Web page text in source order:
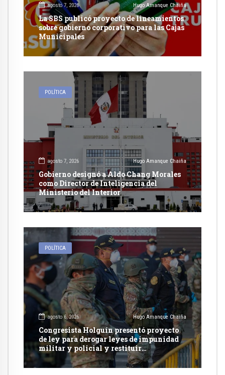
agosto 7, 2026 Hugo Amanque Chaiña
La SBS publicó proyecto de lineamientos
sobre gobierno corporativo para las Cajas
Municipales
POLÍTICA
agosto 7, 2026 Hugo Amanque Chaiña
Gobierno designó a Aldo Chang Morales
como Director de Inteligencia del
Ministerio del Interior
POLÍTICA
agosto 6, 2026 Hugo Amanque Chaiña
Congresista Holguín presentó proyecto
de ley para derogar leyes de impunidad
militar y policial y restituir
competencia de justicia ordinaria